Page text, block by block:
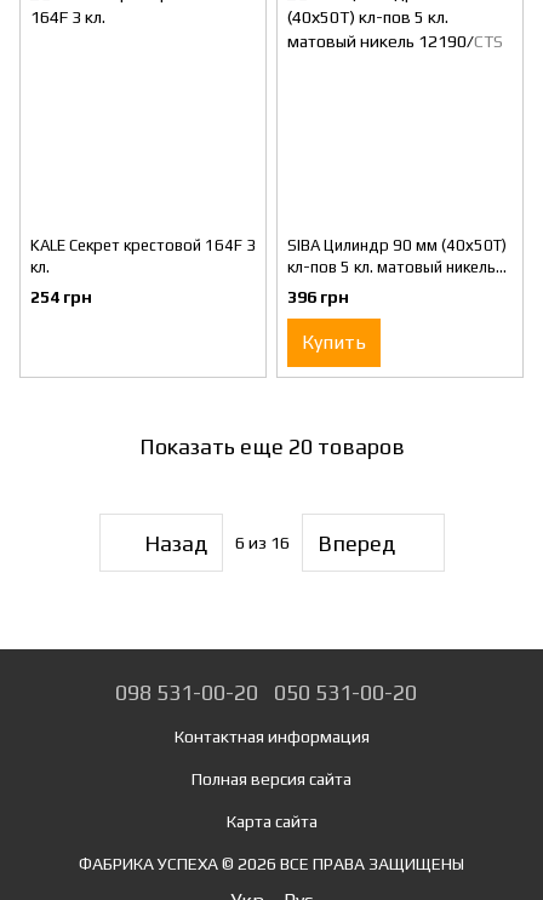
KALE Секрет крестовой 164F 3
кл.
254 грн
SIBA Цилиндр 90 мм (40х50T)
кл-пов 5 кл. матовый никель
12190/CTS
396 грн
Купить
Показать еще 20 товаров
Назад 6 из 16 Вперед
098 531-00-20 050 531-00-20
Контактная информация
Полная версия сайта
Карта сайта
ФАБРИКА УСПЕХА © 2026 ВСЕ ПРАВА ЗАЩИЩЕНЫ